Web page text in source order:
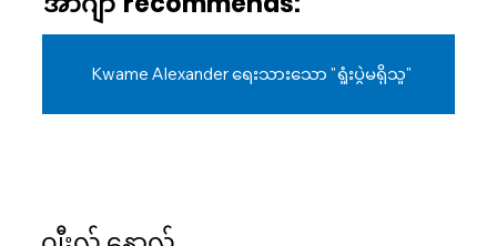
Kwame Alexander ရေးသားသော "ရှုံးပွဲမရှိသူ"